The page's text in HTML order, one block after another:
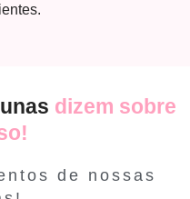
dizem sobre
de nossas